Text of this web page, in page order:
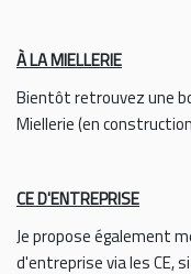
À LA MIELLERIE
Bientôt retrouvez une
Miellerie (en
CE D'ENTREPRISE
Je propose également
d'entreprise via les CE,